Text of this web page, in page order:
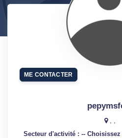
ME CONTACTER
, ,
Secteur d'activité : --